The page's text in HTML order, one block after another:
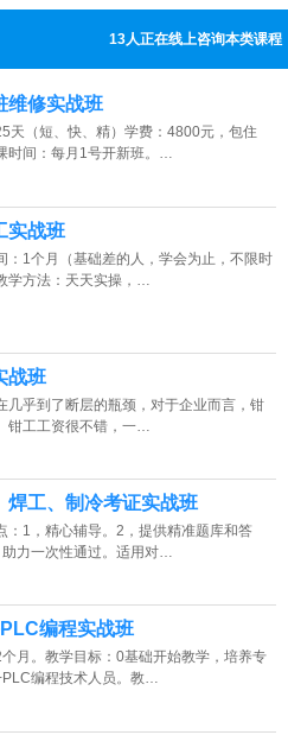
7人正在线上咨询本类课程
维修实战班
天（短、快、精）学费：4800元，包住
时间：每月1号开新班。…
实战班
：1个月（基础差的人，学会为止，不限时
学方法：天天实操，…
战班
几乎到了断层的瓶颈，对于企业而言，钳
钳工工资很不错，一…
焊工、制冷考证实战班
：1，精心辅导。2，提供精准题库和答
力一次性通过。适用对…
编程实战班
月。教学目标：0基础开始教学，培养专
编程技术人员。教…